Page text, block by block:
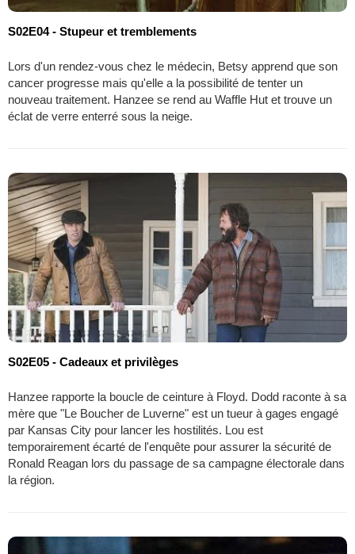
S02E04 - Stupeur et tremblements
Lors d'un rendez-vous chez le médecin, Betsy apprend que son
cancer progresse mais qu'elle a la possibilité de tenter un
nouveau traitement. Hanzee se rend au Waffle Hut et trouve un
éclat de verre enterré sous la neige.
S02E05 - Cadeaux et privilèges
Hanzee rapporte la boucle de ceinture à Floyd. Dodd raconte à sa
mère que "Le Boucher de Luverne" est un tueur à gages engagé
par Kansas City pour lancer les hostilités. Lou est
temporairement écarté de l'enquête pour assurer la sécurité de
Ronald Reagan lors du passage de sa campagne électorale dans
la région.